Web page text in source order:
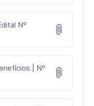
Nº
| Nº